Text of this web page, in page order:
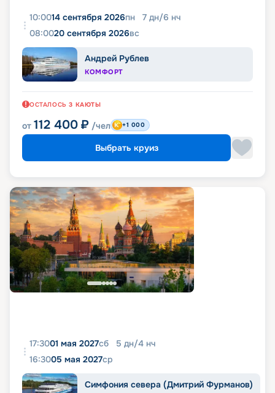
10:0014 сентября 2026пн 7 дн/6 нч
08:0020 сентября 2026вс
Андрей Рублев
КОМФОРТ
ОСТАЛОСЬ 3 КАЮТЫ
от 112 400 ₽ /чел +1 000
Выбрать круиз
17:3001 мая 2027сб 5 дн/4 нч
16:3005 мая 2027ср
Симфония севера (Дмитрий Фурманов)